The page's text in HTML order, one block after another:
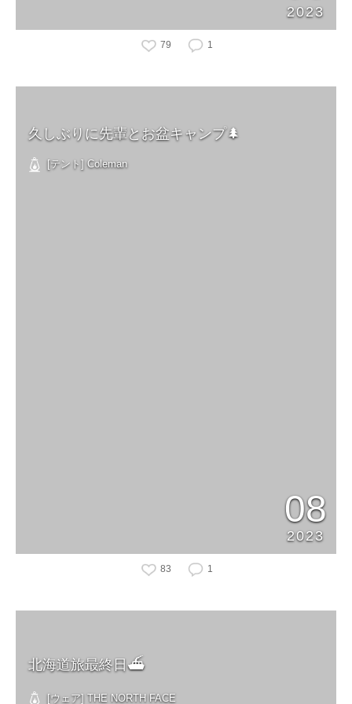
2023
79 1
久しぶりに先輩とお盆キャンプ🌲
[テント] Coleman
08
2023
83 1
北海道旅最終日⛴️
[ウェア] THE NORTH FACE